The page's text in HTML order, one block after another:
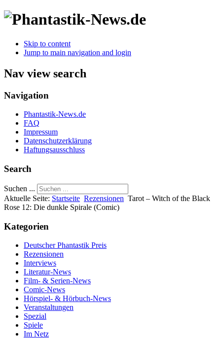
Skip to content
Jump to main navigation and login
Nav view search
Navigation
Phantastik-News.de
FAQ
Impressum
Datenschutzerklärung
Haftungsausschluss
Search
Suchen ...
Aktuelle Seite: Startseite Rezensionen Tarot – Witch of the Black
Rose 12: Die dunkle Spirale (Comic)
Kategorien
Deutscher Phantastik Preis
Rezensionen
Interviews
Literatur-News
Film- & Serien-News
Comic-News
Hörspiel- & Hörbuch-News
Veranstaltungen
Spezial
Spiele
Im Netz